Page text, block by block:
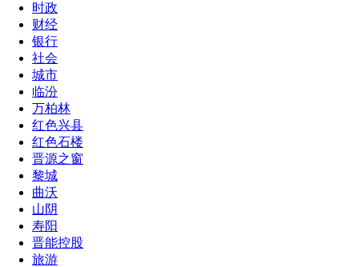
时政
财经
银行
社会
城市
临汾
万柏林
红色兴县
红色石楼
晋源之窗
黎城
曲沃
山阴
寿阳
晋能控股
旅游